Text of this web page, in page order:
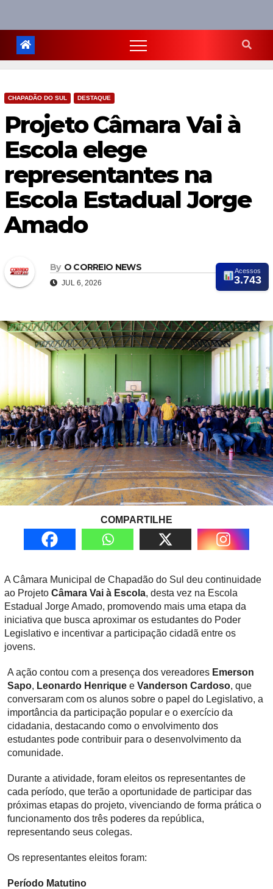
CHAPADÃO DO SUL DESTAQUE
Projeto Câmara Vai à
Escola elege
representantes na
Escola Estadual Jorge
Amado
By O CORREIO NEWS
JUL 6, 2026
Acessos
3.743
COMPARTILHE
A Câmara Municipal de Chapadão do Sul deu continuidade
ao Projeto Câmara Vai à Escola, desta vez na Escola
Estadual Jorge Amado, promovendo mais uma etapa da
iniciativa que busca aproximar os estudantes do Poder
Legislativo e incentivar a participação cidadã entre os
jovens.
A ação contou com a presença dos vereadores Emerson
Sapo, Leonardo Henrique e Vanderson Cardoso, que
conversaram com os alunos sobre o papel do Legislativo, a
importância da participação popular e o exercício da
cidadania, destacando como o envolvimento dos
estudantes pode contribuir para o desenvolvimento da
comunidade.
Durante a atividade, foram eleitos os representantes de
cada período, que terão a oportunidade de participar das
próximas etapas do projeto, vivenciando de forma prática o
funcionamento dos três poderes da república,
representando seus colegas.
Os representantes eleitos foram:
Período Matutino